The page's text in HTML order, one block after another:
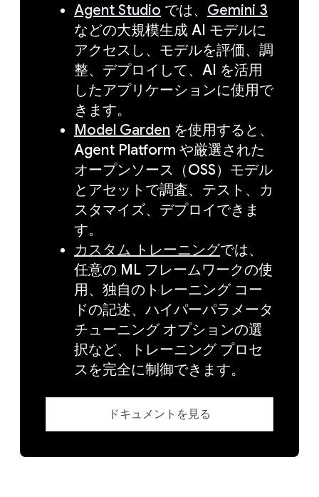
Agent Studio では、 Gemini 3
などの大規模生成 AI モデルに
アクセスし、モデルを評価、調
整、デプロイして、AI を活用
したアプリケーションに使用で
きます。
Model Garden を使用すると、
Agent Platform や厳選された
オープンソース（OSS）モデル
とアセットで調査、テスト、カ
スタマイズ、デプロイできま
す。
カスタム トレーニングでは、
任意の ML フレームワークの使
用、独自のトレーニング コー
ドの記述、ハイパーパラメータ
チューニング オプションの選
択など、トレーニング プロセ
スを完全に制御できます。
ドキュメントを見る